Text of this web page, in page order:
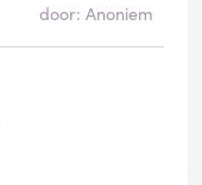
door: Anoniem